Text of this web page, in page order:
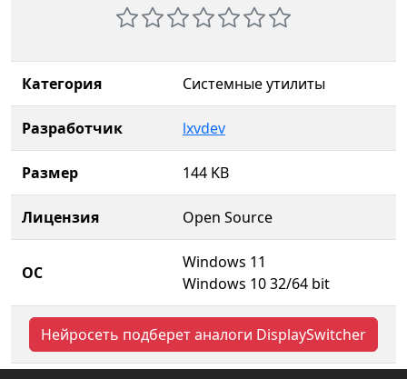
Категория Системные утилиты
Разработчик lxvdev
Размер 144 KB
Лицензия Open Source
ОС
Windows 11
Windows 10 32/64 bit
Нейросеть подберет аналоги DisplaySwitcher